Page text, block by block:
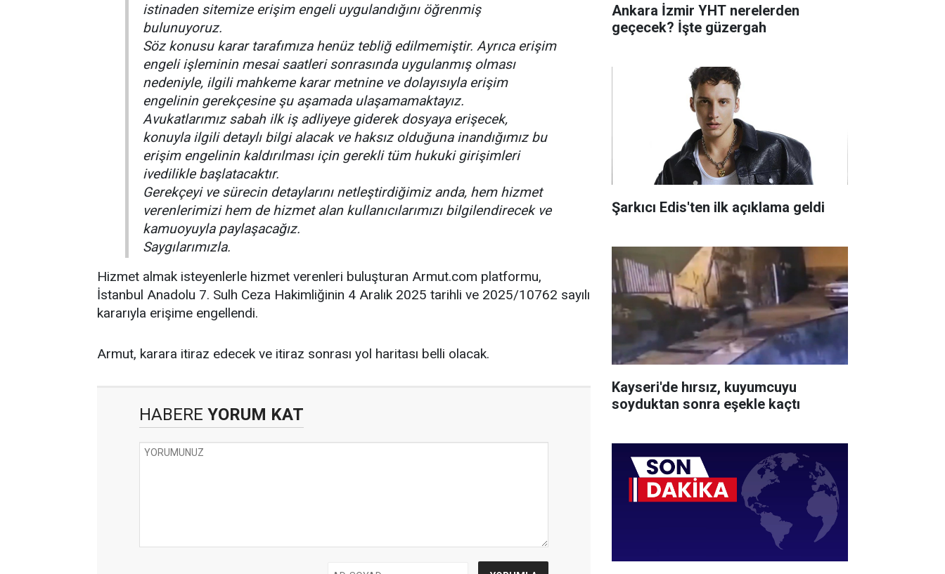
istinaden sitemize erişim engeli uygulandığını öğrenmiş
bulunuyoruz.
Söz konusu karar tarafımıza henüz tebliğ edilmemiştir. Ayrıca erişim
engeli işleminin mesai saatleri sonrasında uygulanmış olması
nedeniyle, ilgili mahkeme karar metnine ve dolayısıyla erişim
engelinin gerekçesine şu aşamada ulaşamamaktayız.
Avukatlarımız sabah ilk iş adliyeye giderek dosyaya erişecek,
konuyla ilgili detaylı bilgi alacak ve haksız olduğuna inandığımız bu
erişim engelinin kaldırılması için gerekli tüm hukuki girişimleri
ivedilikle başlatacaktır.
Gerekçeyi ve sürecin detaylarını netleştirdiğimiz anda, hem hizmet
verenlerimizi hem de hizmet alan kullanıcılarımızı bilgilendirecek ve
kamuoyuyla paylaşacağız.
Saygılarımızla.
Hizmet almak isteyenlerle hizmet verenleri buluşturan Armut.com platformu,
İstanbul Anadolu 7. Sulh Ceza Hakimliğinin 4 Aralık 2025 tarihli ve 2025/10762 sayılı
kararıyla erişime engellendi.
Armut, karara itiraz edecek ve itiraz sonrası yol haritası belli olacak.
HABERE YORUM KAT
Ankara İzmir YHT nerelerden
geçecek? İşte güzergah
Şarkıcı Edis'ten ilk açıklama geldi
Kayseri'de hırsız, kuyumcuyu
soyduktan sonra eşekle kaçtı